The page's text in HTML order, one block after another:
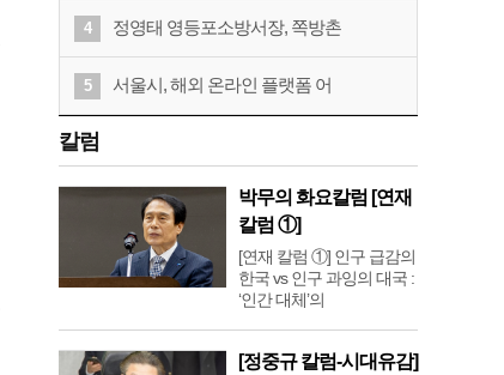
4 정영태 영등포소방서장, 쪽방촌
5 서울시, 해외 온라인 플랫폼 어
칼럼
박무의 화요칼럼 [연재
칼럼 ①]
[연재 칼럼 ①] 인구 급감의
한국 vs 인구 과잉의 대국 :
‘인간 대체’의
[정중규 칼럼-시대유감]